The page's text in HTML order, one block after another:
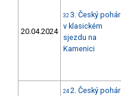
20.04.2024
32 3. Český pohár
v klasickém
sjezdu na
Kamenici
24 2. Český pohár